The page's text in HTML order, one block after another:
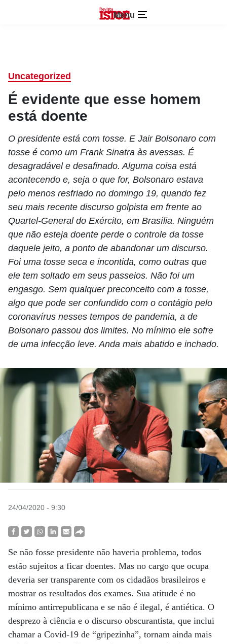
Menu
Uncategorized
É evidente que esse homem
está doente
O presidente está com tosse. E Jair Bolsonaro com
tosse é como um Frank Sinatra às avessas. É
desagradável e desafinado. Alguma coisa está
acontecendo e, seja o que for, Bolsonaro estava
pelo menos resfriado no domingo 19, quando fez
seu mais recente discurso golpista em frente ao
Quartel-General do Exército, em Brasília. Ninguém
que não esteja doente perde o controle da tosse
daquele jeito, a ponto de abandonar um discurso.
Foi uma tosse seca e incontida, como outras que
ele tem soltado em seus passeios. Não foi um
engasgo. Sem qualquer preconceito com a tosse,
algo que pode ser confundido com o contágio pelo
coronavírus nesses tempos de pandemia, a de
Bolsonaro passou dos limites. No mínimo ele sofre
de uma infecção leve. Anda mais abatido e inchado.
24/04/2020 - 9:30
Se não fosse presidente não haveria problema, todos
estão sujeitos a ficar doentes. Mas no cargo que ocupa
deveria ser transparente com os cidadãos brasileiros e
mostrar os resultados dos exames. Sua atitude é no
mínimo antirrepublicana e se não é ilegal, é antiética. O
desprezo à ciência e o discurso obscurantista, que inclui
chamar a Covid-19 de “gripezinha”, tornam ainda mais